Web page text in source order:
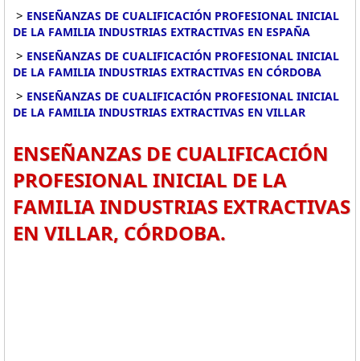
> ENSEÑANZAS DE CUALIFICACIÓN PROFESIONAL INICIAL
DE LA FAMILIA INDUSTRIAS EXTRACTIVAS EN ESPAÑA
> ENSEÑANZAS DE CUALIFICACIÓN PROFESIONAL INICIAL
DE LA FAMILIA INDUSTRIAS EXTRACTIVAS EN CÓRDOBA
> ENSEÑANZAS DE CUALIFICACIÓN PROFESIONAL INICIAL
DE LA FAMILIA INDUSTRIAS EXTRACTIVAS EN VILLAR
ENSEÑANZAS DE CUALIFICACIÓN
PROFESIONAL INICIAL DE LA
FAMILIA INDUSTRIAS EXTRACTIVAS
EN VILLAR, CÓRDOBA.